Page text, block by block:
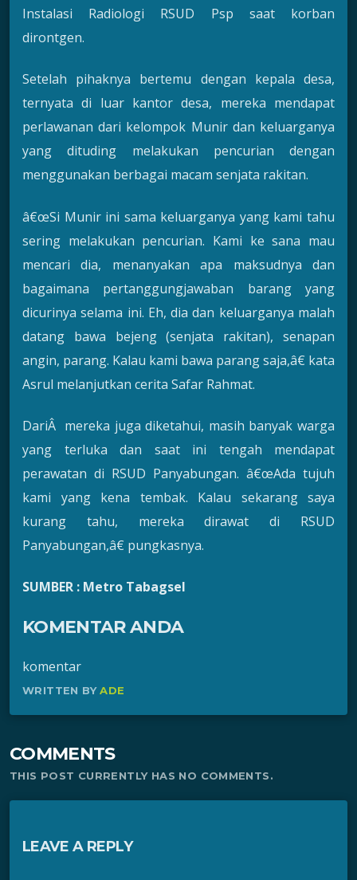
Instalasi Radiologi RSUD Psp saat korban
dirontgen.
Setelah pihaknya bertemu dengan kepala desa,
ternyata di luar kantor desa, mereka mendapat
perlawanan dari kelompok Munir dan keluarganya
yang dituding melakukan pencurian dengan
menggunakan berbagai macam senjata rakitan.
â€œSi Munir ini sama keluarganya yang kami tahu
sering melakukan pencurian. Kami ke sana mau
mencari dia, menanyakan apa maksudnya dan
bagaimana pertanggungjawaban barang yang
dicurinya selama ini. Eh, dia dan keluarganya malah
datang bawa bejeng (senjata rakitan), senapan
angin, parang. Kalau kami bawa parang saja,â€ kata
Asrul melanjutkan cerita Safar Rahmat.
DariÂ mereka juga diketahui, masih banyak warga
yang terluka dan saat ini tengah mendapat
perawatan di RSUD Panyabungan. â€œAda tujuh
kami yang kena tembak. Kalau sekarang saya
kurang tahu, mereka dirawat di RSUD
Panyabungan,â€ pungkasnya.
SUMBER : Metro Tabagsel
KOMENTAR ANDA
komentar
WRITTEN BYADE
COMMENTS
THIS POST CURRENTLY HAS NO COMMENTS.
LEAVE A REPLY